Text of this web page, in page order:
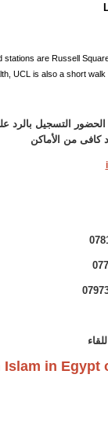
are Russell
UCL is also a short
التسجيل بالرد
كافى من الأماكن
in Egypt